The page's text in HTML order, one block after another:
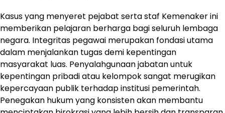
Kasus yang menyeret pejabat serta staf Kemenaker ini
memberikan pelajaran berharga bagi seluruh lembaga
negara. Integritas pegawai merupakan fondasi utama
dalam menjalankan tugas demi kepentingan
masyarakat luas. Penyalahgunaan jabatan untuk
kepentingan pribadi atau kelompok sangat merugikan
kepercayaan publik terhadap institusi pemerintah.
Penegakan hukum yang konsisten akan membantu